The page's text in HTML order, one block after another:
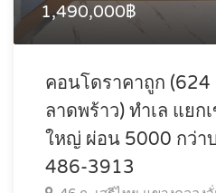
1,490,000฿
คอนโดราคาถูก (624
ลาดพร้าว) ทำเล แย
ใหญ่ ผ่อน 5000 กว่า
486-3913